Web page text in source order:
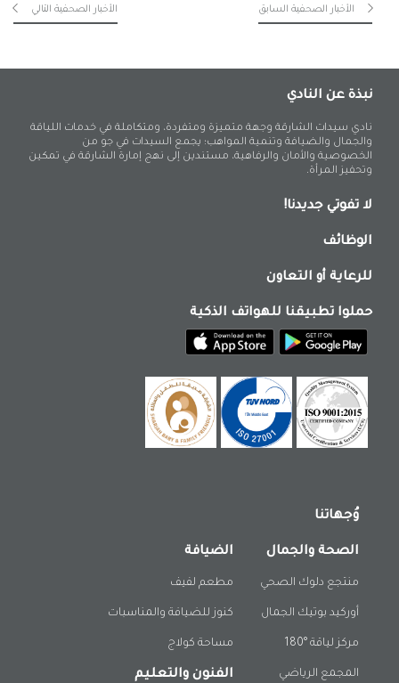
الأخبار الصحفية السابق الأخبار الصحفية التالي
نبذة عن النادي
نادي سيدات الشارقة وجهة متميزة ومتفردة، ومتكاملة في خدمات اللياقة
والجمال والضيافة وتنمية المواهب؛ يجمع السيدات في جو من
الخصوصية والأمان والرفاهية، مستندين إلى نهج إمارة الشارقة في تمكين
وتحفيز المرأة.
لا تفوتي جديدنا!
الوظائف
للرعاية أو التعاون
حملوا تطبيقنا للهواتف الذكية
وُجهاتنا
الصحة والجمال
منتجع دلوك الصحي
أوركيد بوتيك الجمال
مركز لياقة °180
المجمع الرياضي
الضيافة
مطعم لفيف
كنوز للضيافة والمناسبات
مساحة كولاج
الفنون والتعليم